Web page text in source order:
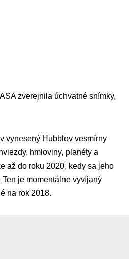
zverejnila úchvatné snímky,
vynesený Hubblov vesmírny
hmloviny, planéty a
až do roku 2020, kedy sa jeho
je momentálne vyvíjaný
na rok 2018.